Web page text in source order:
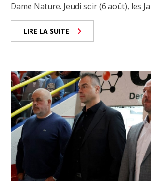
Dame Nature. Jeudi soir (6 août), les
LIRE LA SUITE